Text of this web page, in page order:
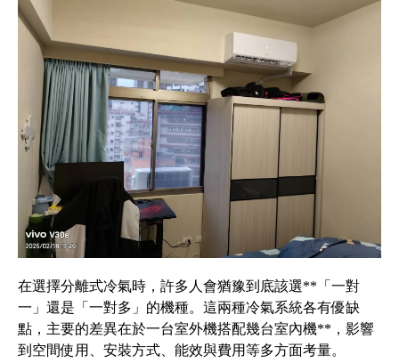
在選擇分離式冷氣時，許多人會猶豫到底該選**「一對
一」還是「一對多」的機種。這兩種冷氣系統各有優缺
點，主要的差異在於一台室外機搭配幾台室內機**，影響
到空間使用、安裝方式、能效與費用等多方面考量。